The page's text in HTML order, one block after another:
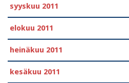
syyskuu 2011
elokuu 2011
heinäkuu 2011
kesäkuu 2011